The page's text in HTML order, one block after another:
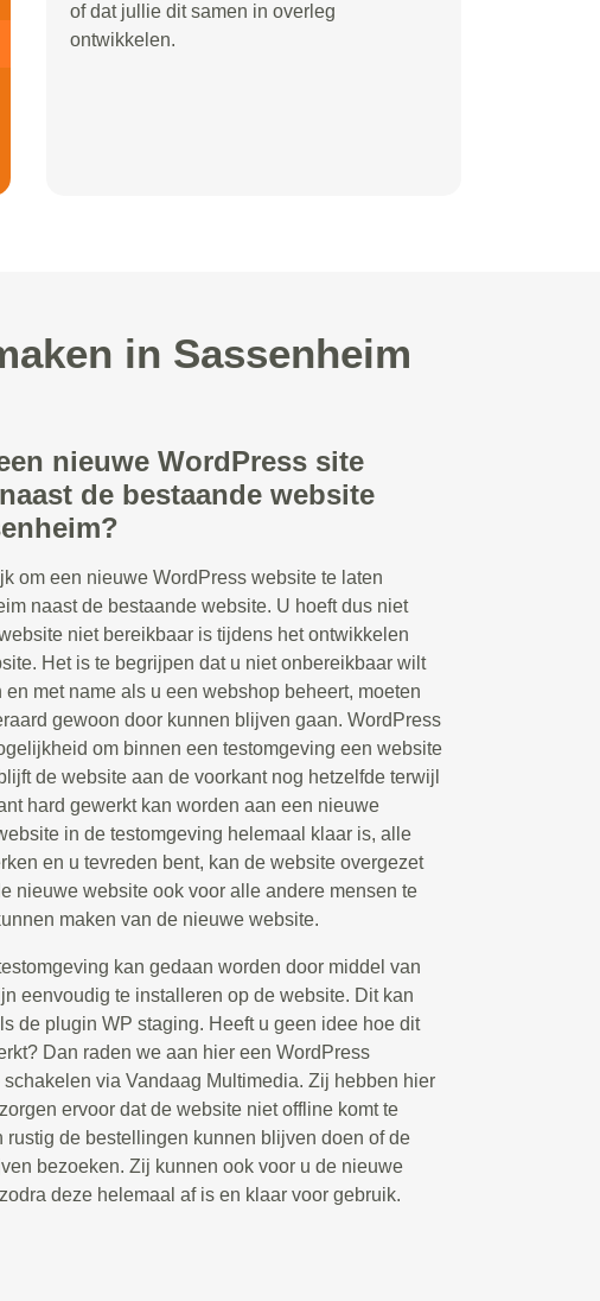
of dat jullie dit samen in overleg
ontwikkelen.
in Sassenheim
nieuwe WordPress site
de bestaande website
om een nieuwe WordPress website te laten
naast de bestaande website. U hoeft dus niet
niet bereikbaar is tijdens het ontwikkelen
Het is te begrijpen dat u niet onbereikbaar wilt
met name als u een webshop beheert, moeten
gewoon door kunnen blijven gaan. WordPress
om binnen een testomgeving een website
de website aan de voorkant nog hetzelfde terwijl
hard gewerkt kan worden aan een nieuwe
in de testomgeving helemaal klaar is, alle
en u tevreden bent, kan de website overgezet
nieuwe website ook voor alle andere mensen te
maken van de nieuwe website.
kan gedaan worden door middel van
eenvoudig te installeren op de website. Dit kan
de plugin WP staging. Heeft u geen idee hoe dit
Dan raden we aan hier een WordPress
via Vandaag Multimedia. Zij hebben hier
ervoor dat de website niet offline komt te
rustig de bestellingen kunnen blijven doen of de
bezoeken. Zij kunnen ook voor u de nieuwe
deze helemaal af is en klaar voor gebruik.